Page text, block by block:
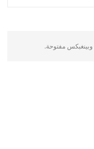
وبينغبكس مفتوحة.